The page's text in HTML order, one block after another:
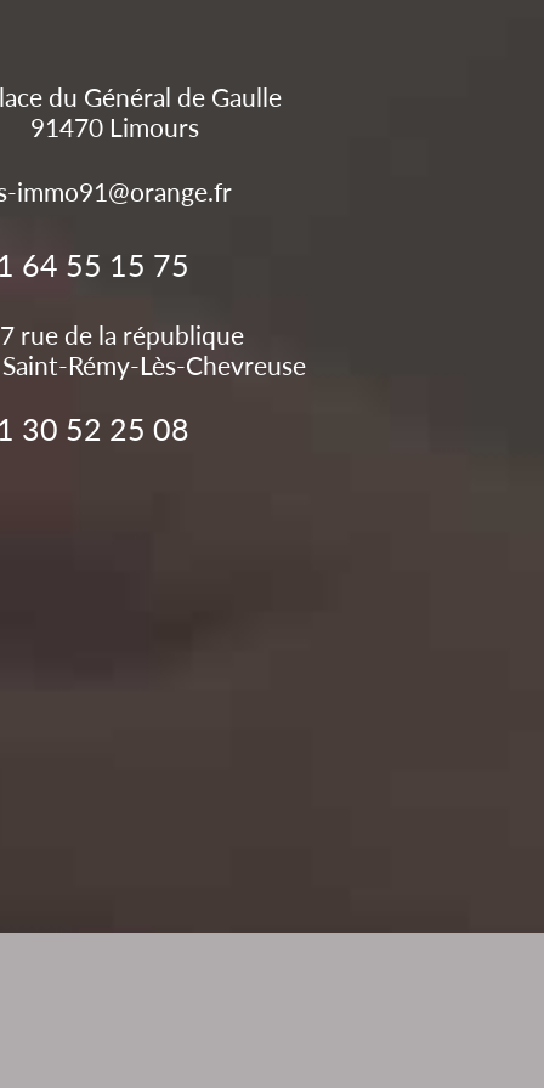
du Général de Gaulle
91470 Limours
immo91@orange.fr
64 55 15 75
rue de la république
Saint-Rémy-Lès-Chevreuse
30 52 25 08